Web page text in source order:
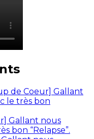
de Coeur] Gallant
le très bon
Gallant nous
bon “Relapse”.